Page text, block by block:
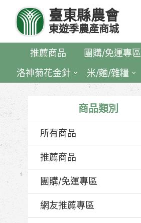
要
臺東縣農會
東遊季農產商城
推薦商品 團購/免運專區
洛神菊花金針
米/麵/雜糧
商品類別
所有商品
推薦商品
團購/免運專區
網友推薦專區